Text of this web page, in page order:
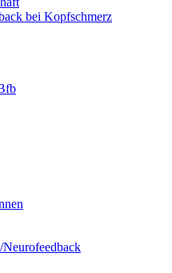
bei Kopfschmerz